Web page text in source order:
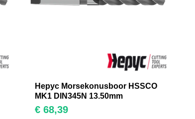
Hepyc Morsekonusboor HSSCO
MK1 DIN345N 13.50mm
€68,39